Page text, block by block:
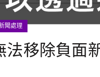
聞處理
法移除負面